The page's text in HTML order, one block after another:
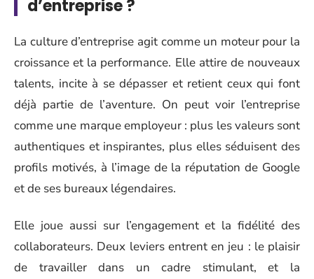
d’entreprise ?
La culture d’entreprise agit comme un moteur pour la
croissance et la performance. Elle attire de nouveaux
talents, incite à se dépasser et retient ceux qui font
déjà partie de l’aventure. On peut voir l’entreprise
comme une marque employeur : plus les valeurs sont
authentiques et inspirantes, plus elles séduisent des
profils motivés, à l’image de la réputation de Google
et de ses bureaux légendaires.
Elle joue aussi sur l’engagement et la fidélité des
collaborateurs. Deux leviers entrent en jeu : le plaisir
de travailler dans un cadre stimulant, et la